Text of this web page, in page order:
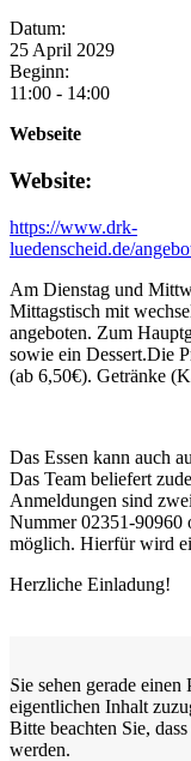
Datum:
25 April 2029
Beginn:
11:00 - 14:00
Webseite
Website:
https://www.drk-
luedenscheid.de/
Am Dienstag und
Mittagstisch mit
angeboten. Zum
sowie ein Dessert.Die
(ab 6,50€). Getränke
Das Essen kann auch
Das Team beliefert
Anmeldungen sind
Nummer 02351-90960
möglich. Hierfür wird
Herzliche Einladung!
Sie sehen gerade
eigentlichen Inhalt
Bitte beachten Sie,
werden.